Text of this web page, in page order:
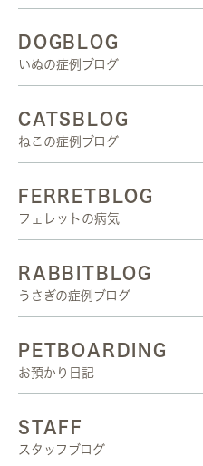
DOGBLOG
いぬの症例ブログ
CATSBLOG
ねこの症例ブログ
FERRETBLOG
フェレットの病気
RABBITBLOG
うさぎの症例ブログ
PETBOARDING
お預かり日記
STAFF
スタッフブログ